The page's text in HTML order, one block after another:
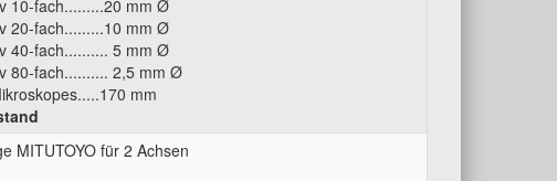
fach.........20 mm Ø
fach.........10 mm Ø
fach.......... 5 mm Ø
fach.......... 2,5 mm Ø
mm
MITUTOYO für 2 Achsen